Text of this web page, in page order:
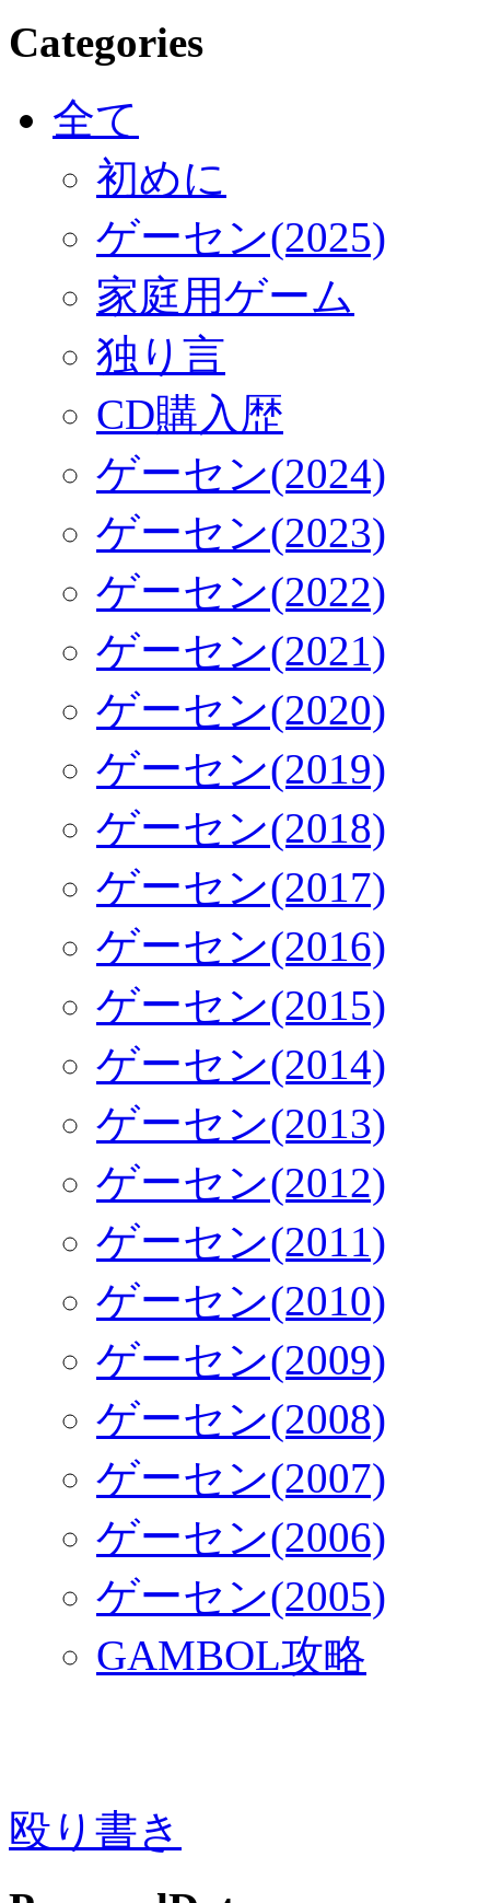
Categories
全て
初めに
ゲーセン(2025)
家庭用ゲーム
独り言
CD購入歴
ゲーセン(2024)
ゲーセン(2023)
ゲーセン(2022)
ゲーセン(2021)
ゲーセン(2020)
ゲーセン(2019)
ゲーセン(2018)
ゲーセン(2017)
ゲーセン(2016)
ゲーセン(2015)
ゲーセン(2014)
ゲーセン(2013)
ゲーセン(2012)
ゲーセン(2011)
ゲーセン(2010)
ゲーセン(2009)
ゲーセン(2008)
ゲーセン(2007)
ゲーセン(2006)
ゲーセン(2005)
GAMBOL攻略
殴り書き